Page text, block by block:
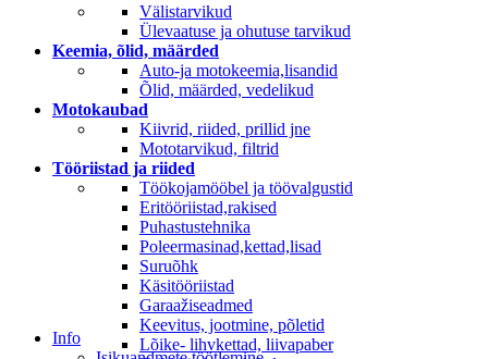
Välistarvikud
Ülevaatuse ja ohutuse tarvikud
Keemia, õlid, määrded
Auto-ja motokeemia,lisandid
Õlid, määrded, vedelikud
Motokaubad
Kiivrid, riided, prillid jne
Mototarvikud, filtrid
Tööriistad ja riided
Töökojamööbel ja töövalgustid
Eritööriistad,rakised
Puhastustehnika
Poleermasinad,kettad,lisad
Suruõhk
Käsitööriistad
Garaažiseadmed
Keevitus, jootmine, põletid
Lõike- lihvkettad, liivapaber
Info